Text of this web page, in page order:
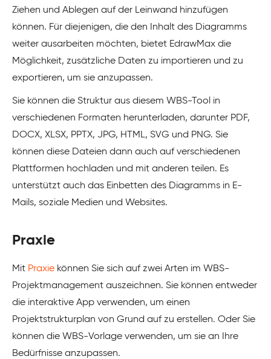
Ziehen und Ablegen auf der Leinwand hinzufügen
können. Für diejenigen, die den Inhalt des Diagramms
weiter ausarbeiten möchten, bietet EdrawMax die
Möglichkeit, zusätzliche Daten zu importieren und zu
exportieren, um sie anzupassen.
Sie können die Struktur aus diesem WBS-Tool in
verschiedenen Formaten herunterladen, darunter PDF,
DOCX, XLSX, PPTX, JPG, HTML, SVG und PNG. Sie
können diese Dateien dann auch auf verschiedenen
Plattformen hochladen und mit anderen teilen. Es
unterstützt auch das Einbetten des Diagramms in E-
Mails, soziale Medien und Websites.
Praxie
Mit Praxie können Sie sich auf zwei Arten im WBS-
Projektmanagement auszeichnen. Sie können entweder
die interaktive App verwenden, um einen
Projektstrukturplan von Grund auf zu erstellen. Oder Sie
können die WBS-Vorlage verwenden, um sie an Ihre
Bedürfnisse anzupassen.